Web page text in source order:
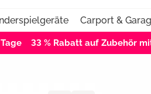
Carport &
33 % Rabatt auf Zubehör